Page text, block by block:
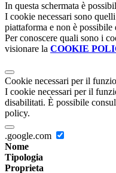
In questa schermata è
I cookie necessari sono
piattaforma e non è
Per conoscere quali sono i
visionare la COOKIE
Cookie necessari per il
I cookie necessari per il
disabilitati. È possibile
policy.
.google.com
Nome
Tipologia
Proprieta